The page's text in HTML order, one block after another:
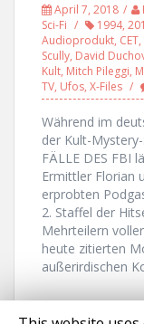
April 7, 2018
Sci-Fi
1994,
Audioprodukt, CET,
Scully, David
Kult, Mitch Pileggi,
TV, Ufos, X-Files
Während im
der Kult-Mystery-
FÄLLE DES FBI
Ermittler Florian
erprobten
2. Staffel der
Mehrteilern
heute zitierten
außerirdischen